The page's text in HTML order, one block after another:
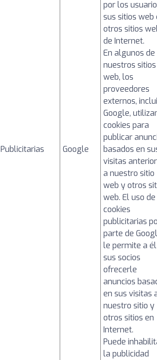
Publicitarias Google
por los
sus sitios web
otros sitios
de Internet.
En algunos de
nuestros sitios
web, los
proveedores
externos,
Google,
cookies para
publicar
basados en
visitas
a nuestro sitio
web y otros
web. El uso de
cookies
publicitarias
parte de
le permite a
sus socios
ofrecerle
anuncios
en sus visitas
nuestro sitio y
otros sitios en
Internet.
Puede
la publicidad